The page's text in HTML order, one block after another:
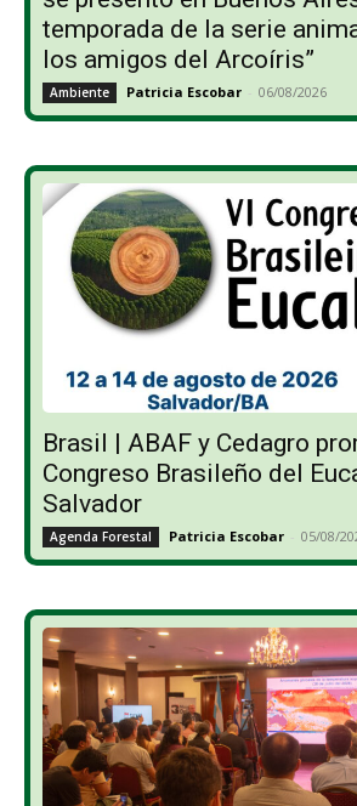
temporada de la serie
los amigos del Arcoíris”
Ambiente Patricia Escobar - 06/08/2026
Brasil | ABAF y Cedagro
Congreso Brasileño del
Salvador
Agenda Forestal Patricia Escobar - 05/08/